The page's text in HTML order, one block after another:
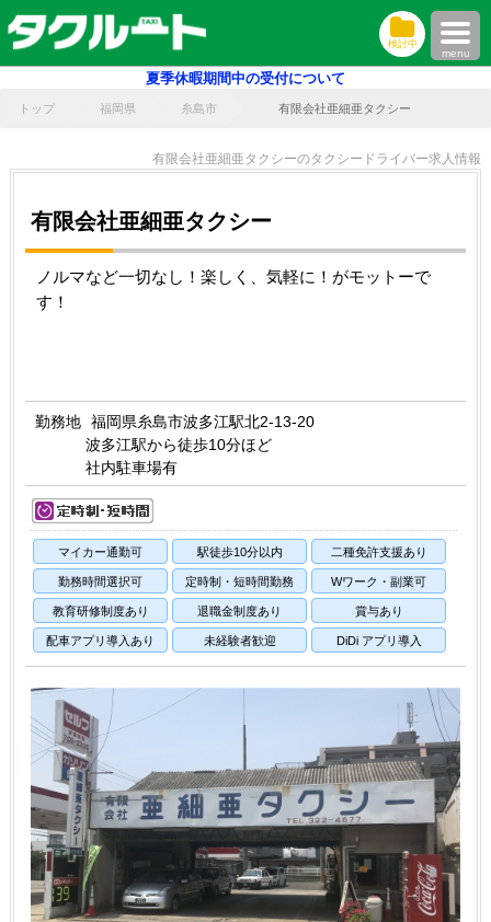
検討中
menu
夏季休暇期間中の受付について
トップ 福岡県 糸島市 有限会社亜細亜タクシー
有限会社亜細亜タクシーのタクシードライバー求人情報
有限会社亜細亜タクシー
ノルマなど一切なし！楽しく、気軽に！がモットーで
す！
勤務地 福岡県糸島市波多江駅北2-13-20
波多江駅から徒歩10分ほど
社内駐車場有
マイカー通勤可 駅徒歩10分以内 二種免許支援あり
勤務時間選択可 定時制・短時間勤務 Wワーク・副業可
教育研修制度あり 退職金制度あり 賞与あり
配車アプリ導入あり 未経験者歓迎 DiDi アプリ導入